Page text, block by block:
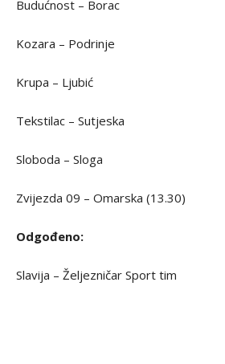
Budućnost – Borac
Kozara – Podrinje
Krupa – Ljubić
Tekstilac – Sutjeska
Sloboda – Sloga
Zvijezda 09 – Omarska (13.30)
Odgođeno:
Slavija – Željezničar Sport tim